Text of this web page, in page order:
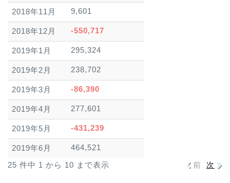
2018年11月 9,601
2018年12月 -550,717
2019年1月 295,324
2019年2月 238,702
2019年3月 -86,390
2019年4月 277,601
2019年5月 -431,239
2019年6月
464,521
25 件中 1 から 10 まで表示
前 次